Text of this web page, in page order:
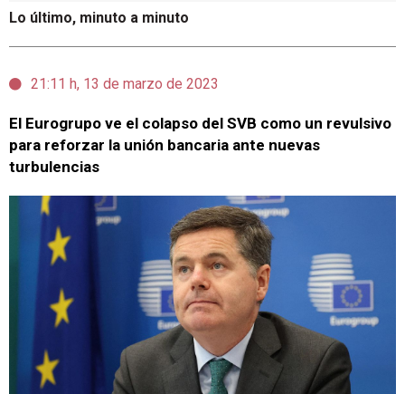
Lo último, minuto a minuto
21:11 h, 13 de marzo de 2023
El Eurogrupo ve el colapso del SVB como un revulsivo
para reforzar la unión bancaria ante nuevas
turbulencias